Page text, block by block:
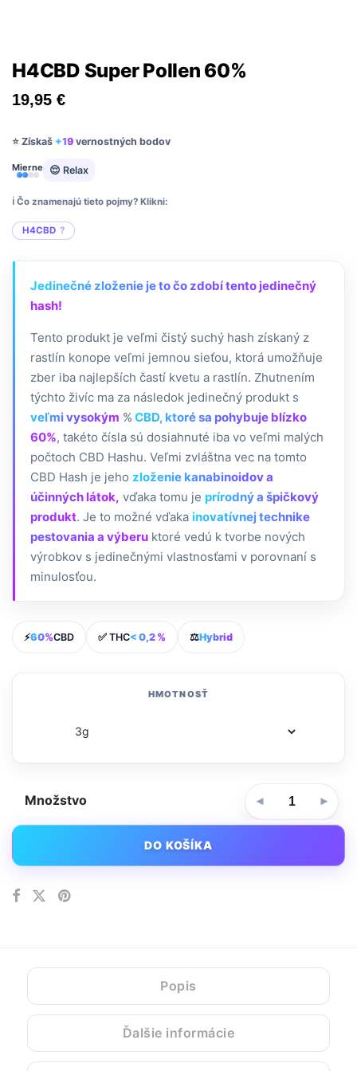
H4CBD Super Pollen 60%
19,95 €
⭐ Získaš +19 vernostných bodov
Mierne 😌 Relax
ℹ️ Čo znamenajú tieto pojmy? Klikni:
H4CBD
Jedinečné zloženie je to čo zdobí tento jedinečný
hash!
Tento produkt je veľmi čistý suchý hash získaný z
rastlín konope veľmi jemnou sieťou, ktorá umožňuje
zber iba najlepších častí kvetu a rastlín. Zhutnením
týchto živíc ma za následok jedinečný produkt s
veľmi vysokým % CBD, ktoré sa pohybuje blízko
60%, takéto čísla sú dosiahnuté iba vo veľmi malých
počtoch CBD Hashu. Veľmi zvláštna vec na tomto
CBD Hash je jeho zloženie kanabinoidov a
účinných látok, vďaka tomu je prírodný a špičkový
produkt. Je to možné vďaka inovatívnej technike
pestovania a výberu ktoré vedú k tvorbe nových
výrobkov s jedinečnými vlastnosťami v porovnaní s
minulosťou.
⚡60%CBD ✅ THC< 0,2 % ⚖️Hybrid
HMOTNOSŤ
Množstvo
DO KOŠÍKA
Popis
Ďalšie informácie